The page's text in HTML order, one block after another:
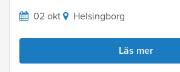
02 okt Helsingborg
Läs mer